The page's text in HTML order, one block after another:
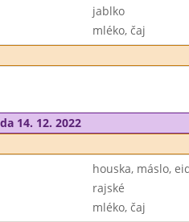
jablko
mléko, čaj
14. 12. 2022
houska, máslo,
rajské
mléko, čaj